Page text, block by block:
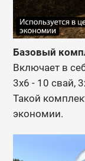
Базовый
Включает в
3х6 - 10 свай,
Такой
экономии.